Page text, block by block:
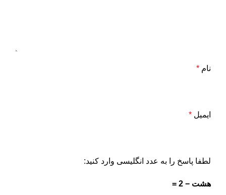
نام *
ایمیل *
لطفا پاسخ را به عدد انگلیسی وارد کنید:
هشت − 2 =